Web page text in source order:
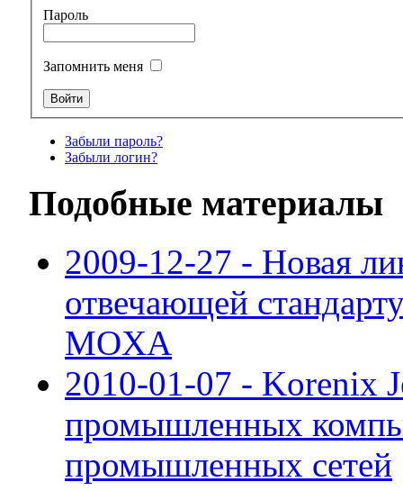
Пароль
Запомнить меня
Забыли пароль?
Забыли логин?
Подобные материалы
2009-12-27 - Новая
отвечающей
MOXA
2010-01-07 - Korenix
промышленных
промышленных сетей